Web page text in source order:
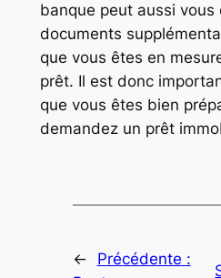
banque peut aussi vous
documents
que vous êtes en
prêt. Il est donc
que vous êtes bien
demandez un prêt
←
Précédente :